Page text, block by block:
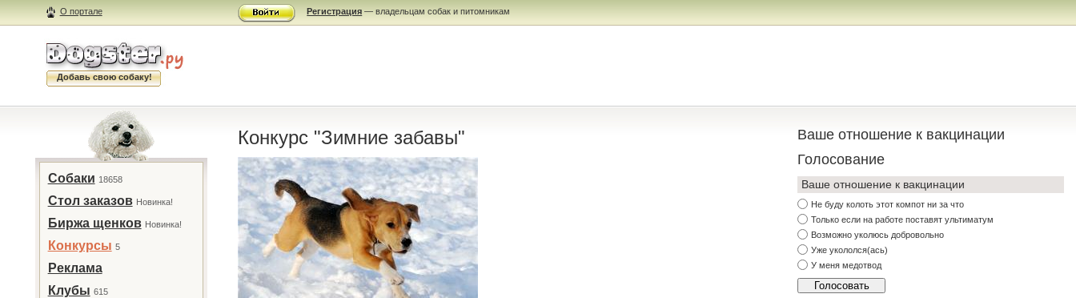
О портале Регистрация — владельцам собак и питомникам
Добавь свою собаку!
Собаки 18658
Стол заказов Новинка!
Биржа щенков Новинка!
Конкурсы 5
Реклама
Клубы 615
Конкурс "Зимние забавы"
Ваше отношение к вакцинации
Голосование
Ваше отношение к вакцинации
Не буду колоть этот компот ни за что
Только если на работе поставят ультиматум
Возможно уколюсь добровольно
Уже укололся(ась)
У меня медотвод